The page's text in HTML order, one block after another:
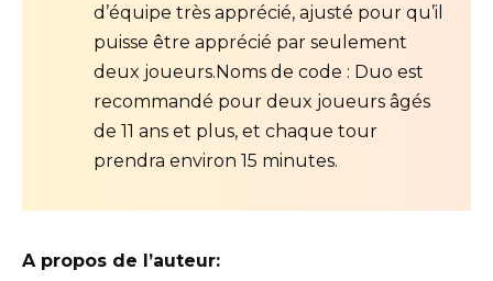
d’équipe très apprécié, ajusté pour qu’il
puisse être apprécié par seulement
deux joueurs.Noms de code : Duo est
recommandé pour deux joueurs âgés
de 11 ans et plus, et chaque tour
prendra environ 15 minutes.
A propos de l’auteur: